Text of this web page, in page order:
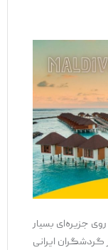
جزیره‌ای بسیار
ایرانی